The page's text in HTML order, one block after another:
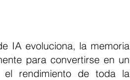
para convertirse en un
el rendimiento de toda la